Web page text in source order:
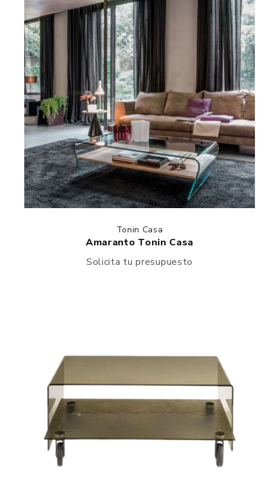
Tonin Casa
Amaranto Tonin Casa
Solicita tu presupuesto